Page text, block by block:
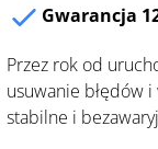
Gwarancja
Przez rok od
usuwanie błędów
stabilne i